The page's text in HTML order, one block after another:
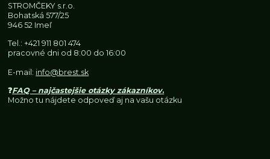
STROMČEKY s.r.o.
Bohatská 577/25
946 52 Imeľ
Tel.:+421 911 801 474
pracovné dni od 8:00 do 16:00
E-mail: info@brest.sk
❓FAQ – najčastejšie otázky zákazníkov.
Možno tu nájdete odpoveď aj na vašu otázku